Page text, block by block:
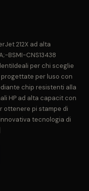
212X ad alta
BSMI-CNS13438
per chi sceglie
per luso con
chip resistenti alla
HP ad alta capacit con
ottenere pi stampe di
tecnologia di